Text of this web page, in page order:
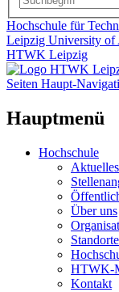
Hochschule für
Leipzig University of
HTWK Leipzig
Seiten Haupt-
Hauptmenü
Hochschule
Aktuelles
Über uns
HTWK-
Kontakt